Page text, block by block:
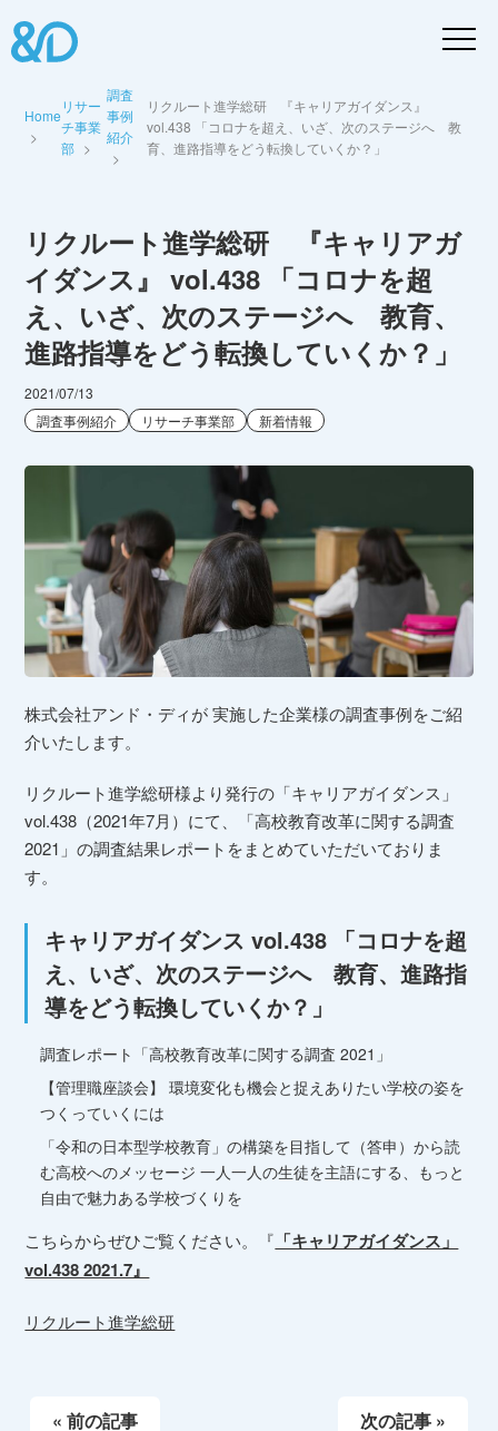
Home
リサー
チ事業
部
調査
事例
紹介
リクルート進学総研 『キャリアガイダンス』
vol.438 「コロナを超え、いざ、次のステージへ 教
育、進路指導をどう転換していくか？」
リクルート進学総研 『キャリアガ
イダンス』 vol.438 「コロナを超
え、いざ、次のステージへ 教育、
進路指導をどう転換していくか？」
2021/07/13
調査事例紹介
リサーチ事業部 新着情報
株式会社アンド・ディが 実施した企業様の調査事例をご紹
介いたします。
リクルート進学総研様より発行の「キャリアガイダンス」
vol.438（2021年7月）にて、「高校教育改革に関する調査
2021」の調査結果レポートをまとめていただいておりま
す。
キャリアガイダンス vol.438
「コロナを超
え、いざ、次のステージへ 教育、進路指
導をどう転換していくか？」
調査レポート「高校教育改革に関する調査 2021」
【管理職座談会】 環境変化も機会と捉えありたい学校の姿を
つくっていくには
「令和の日本型学校教育」の構築を目指して（答申）から読
む高校へのメッセージ 一人一人の生徒を主語にする、もっと
自由で魅力ある学校づくりを
こちらからぜひご覧ください。『 「キャリアガイダンス」
vol.438 2021.7』
リクルート進学総研
« 前の記事 次の記事 »